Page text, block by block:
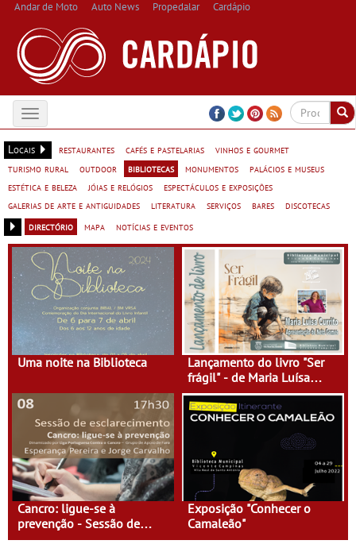
Andar de Moto Auto News Propedalar Cardápio
Toggle
navigation
Locais
restaurantes cafés e pastelarias
vinhos e gourmet
turismo rural
outdoor bibliotecas monumentos
palácios e museus
estética e beleza
jóias e relógios
espectáculos e exposições
galerias de arte e antiguidades
literatura serviços bares
discotecas
directório
mapa notícias e eventos
Uma noite na Biblioteca
Lançamento do livro "Ser
frágil" - de Maria Luísa
Currito
Cancro: ligue-se à
prevenção - Sessão de
Esclarecimento
Exposição "Conhecer o
Camaleão"